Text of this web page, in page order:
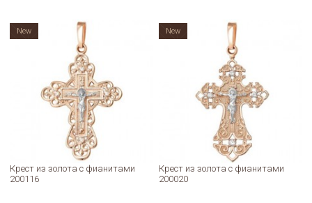
Крест из золота с фианитами
200116
New
Крест из золота с фианитами
200020
New